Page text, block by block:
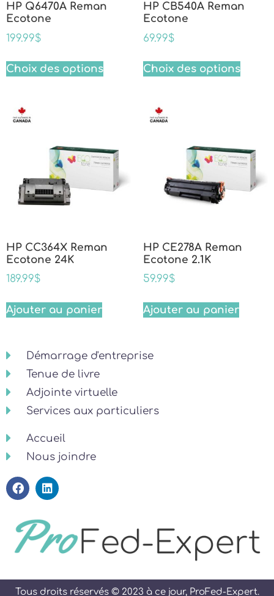
HP Q6470A Reman
Ecotone
199.99$
Choix des options
HP CB540A Reman
Ecotone
69.99$
Choix des options
HP CC364X Reman
Ecotone 24K
189.99$
Ajouter au panier
HP CE278A Reman
Ecotone 2.1K
59.99$
Ajouter au panier
Démarrage d'entreprise
Tenue de livre
Adjointe virtuelle
Services aux particuliers
Accueil
Nous joindre
Tous droits réservés © 2023 à ce jour, ProFed-Expert.